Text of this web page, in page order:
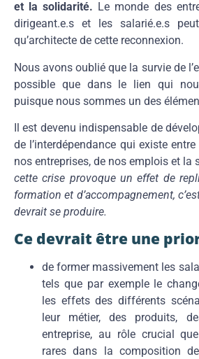
et la solidarité. Le monde des
dirigeant.e.s et les salarié.e.s
qu’architecte de cette reconnexion.
Nous avons oublié que la survie de
possible que dans le lien qui
puisque nous sommes un des
Il est devenu indispensable de
de l’interdépendance qui existe
nos entreprises, de nos emplois et la
cette crise provoque un effet de
formation et d’accompagnement,
devrait se produire.
Ce devrait être une
de former massivement les
tels que par exemple le
les effets des différents
leur métier, des produits,
entreprise, au rôle crucial
rares dans la composition